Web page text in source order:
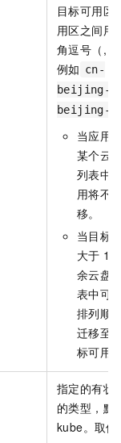
目标可用区
用区之间用
角逗号（,
例如 cn-
beijing-
beijing-j
当应用
某个云
列表中
用将不
移。
当目标
大于 1
余云盘
表中可
排列顺
迁移至
标可用
指定的有状
的类型，默
kube。取值